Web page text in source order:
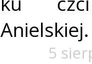
Anielskiej.
5